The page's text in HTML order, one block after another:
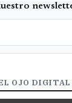
OJO DIGITAL